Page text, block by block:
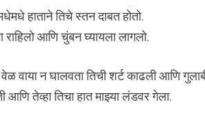
हाताने तिचे स्तन दाबत होतो.
आणि चुंबन घ्यायला लागलो.
वाया न घालवता तिची शर्ट काढली आणि
आणि तेव्हा तिचा हात माझ्या लंडवर गेला.